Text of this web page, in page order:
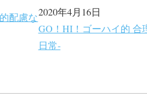
配慮な日付
2020年4月16日
関連理由
GO！HI！ゴーハイ的 合
日常-